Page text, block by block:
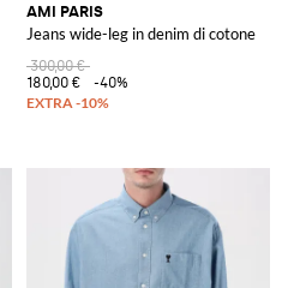
AMI PARIS
Jeans wide-leg in denim di cotone
300,00 €
180,00 €
-40%